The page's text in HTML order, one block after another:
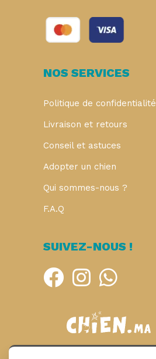
NOS SERVICES
Politique de confidentialité
Livraison et retours
Conseil et astuces
Adopter un chien
Qui sommes-nous ?
F.A.Q
SUIVEZ-NOUS !